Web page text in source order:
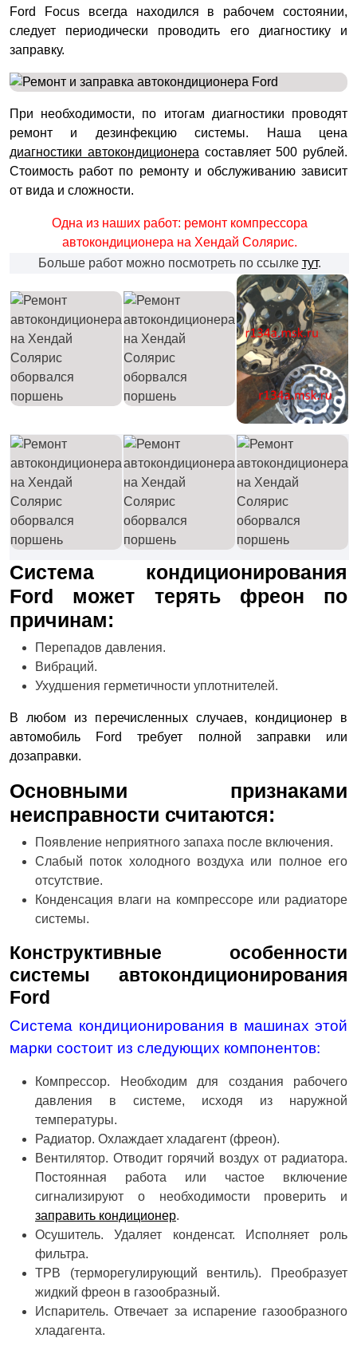
Ford Focus всегда находился в рабочем состоянии,
следует периодически проводить его диагностику и
заправку.
При необходимости, по итогам диагностики проводят
ремонт и дезинфекцию системы. Наша цена
диагностики автокондиционера составляет 500 рублей.
Стоимость работ по ремонту и обслуживанию зависит
от вида и сложности.
Одна из наших работ: ремонт компрессора
автокондиционера на Хендай Солярис.
Больше работ можно посмотреть по ссылке тут.
Система кондиционирования
Ford может терять фреон по
причинам:
Перепадов давления.
Вибраций.
Ухудшения герметичности уплотнителей.
В любом из перечисленных случаев, кондиционер в
автомобиль Ford требует полной заправки или
дозаправки.
Основными признаками
неисправности считаются:
Появление неприятного запаха после включения.
Слабый поток холодного воздуха или полное его
отсутствие.
Конденсация влаги на компрессоре или радиаторе
системы.
Конструктивные особенности
системы автокондиционирования
Ford
Система кондиционирования в машинах этой
марки состоит из следующих компонентов:
Компрессор. Необходим для создания рабочего
давления в системе, исходя из наружной
температуры.
Радиатор. Охлаждает хладагент (фреон).
Вентилятор. Отводит горячий воздух от радиатора.
Постоянная работа или частое включение
сигнализируют о необходимости проверить и
заправить кондиционер.
Осушитель. Удаляет конденсат. Исполняет роль
фильтра.
ТРВ (терморегулирующий вентиль). Преобразует
жидкий фреон в газообразный.
Испаритель. Отвечает за испарение газообразного
хладагента.